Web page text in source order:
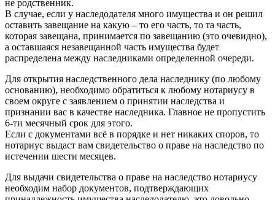
не родственник.
В случае, если у наследодателя много имущества и он решил
оставить завещание на какую – то его часть, то та часть,
которая завещана, принимается по завещанию (это очевидно),
а оставшаяся незавещанной часть имущества будет
распределена между наследниками определенной очереди.
Для открытия наследственного дела наследнику (по любому
основанию), необходимо обратиться к любому нотариусу в
своем округе с заявлением о принятии наследства и
признании вас в качестве наследника. Главное не пропустить
6-ти месячный срок для этого.
Если с документами всё в порядке и нет никаких споров, то
нотариус выдаст вам свидетельство о праве на наследство по
истечении шести месяцев.
Для выдачи свидетельства о праве на наследство нотариусу
необходим набор документов, подтверждающих